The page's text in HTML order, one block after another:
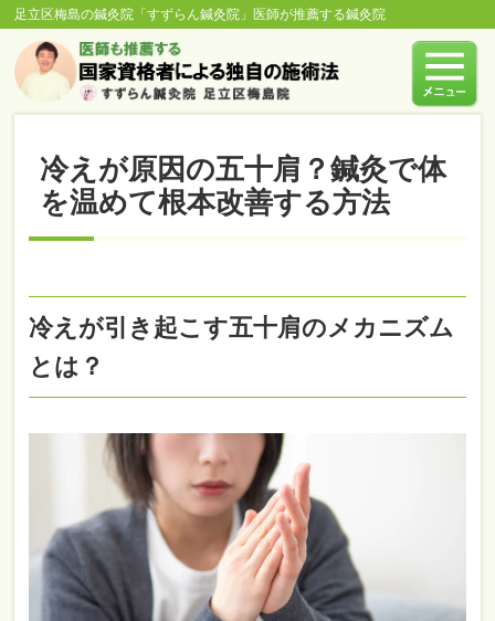
足立区梅島の鍼灸院「すずらん鍼灸院」医師が推薦する鍼灸院
冷えが原因の五十肩？鍼灸で体
を温めて根本改善する方法
冷えが引き起こす五十肩のメカニズム
とは？